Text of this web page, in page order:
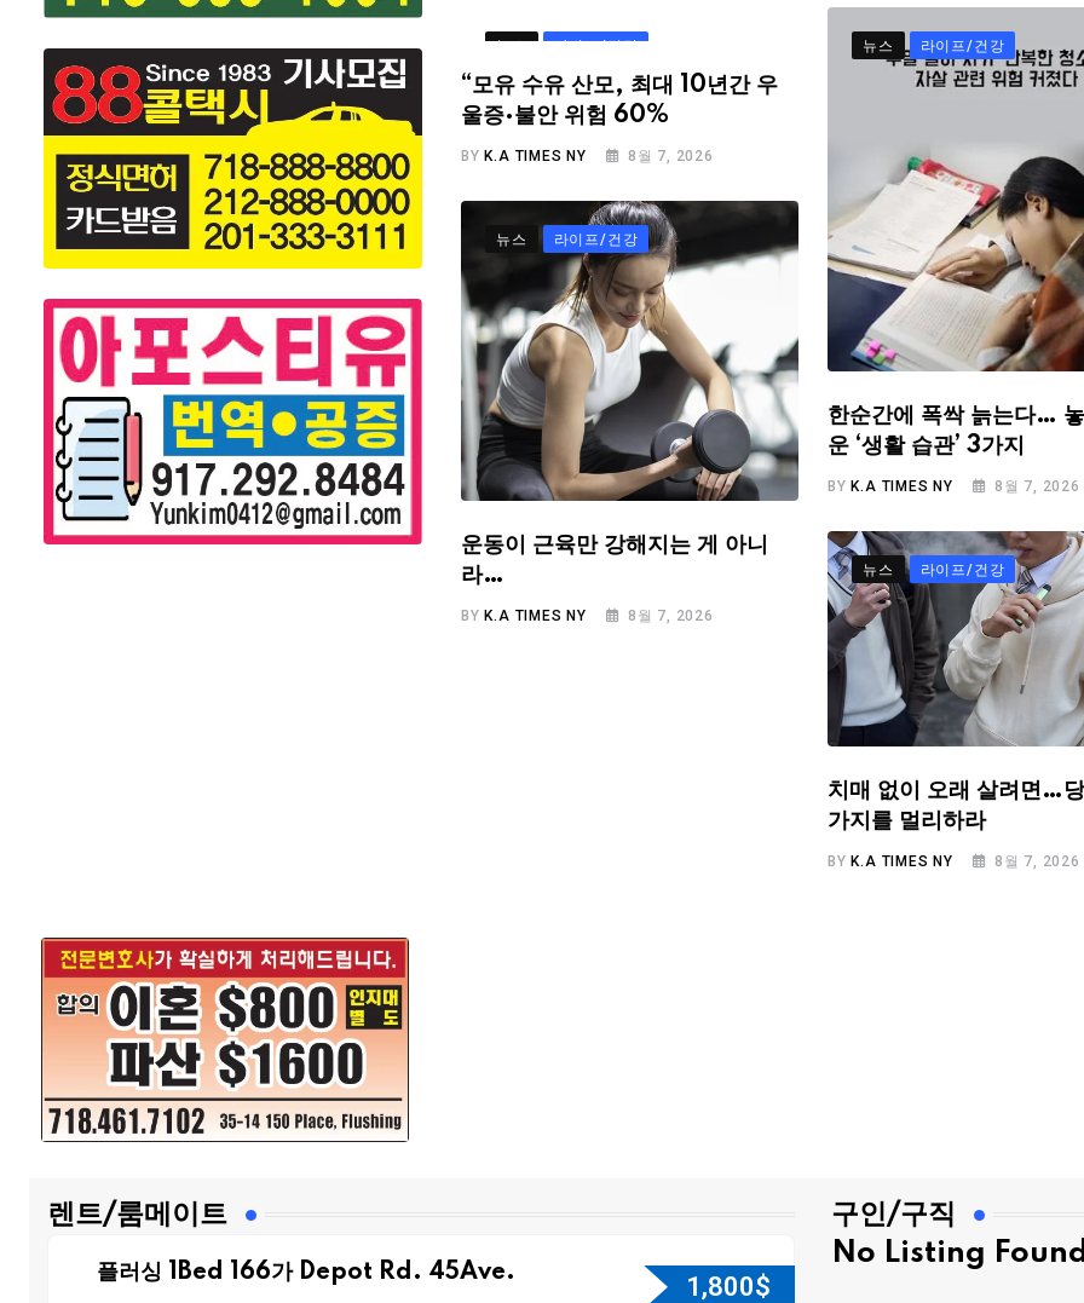
뉴스 라이프/건강
“모유 수유 산모, 최대 10년간 우
울증·불안 위험 60%
BYK.A TIMES NY 8월 7, 2026
뉴스 라이프/건강
한순간에 폭싹 늙는다…
운 ‘생활 습관’ 3가지
BY K.A TIMES NY 8월 7, 2026
뉴스 라이프/건강
운동이 근육만 강해지는 게 아니
라…
BY K.A TIMES NY 8월 7, 2026
뉴스 라이프/건강
치매 없이 오래 살려면…
가지를 멀리하라
BYK.A TIMES NY 8월 7, 2026
렌트/룸메이트
플러싱 1Bed 166가 Depot Rd. 45Ave. 1,800$
구인/구직
No Listing